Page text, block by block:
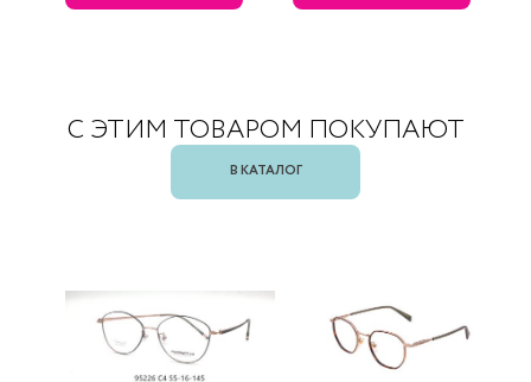
С ЭТИМ ТОВАРОМ ПОКУПАЮТ
В КАТАЛОГ